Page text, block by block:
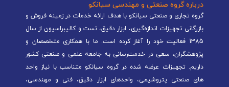
درباره گروه صنعتی و مهندسی سیانکو
گروه تجاری و صنعتی سیانکو با هدف ارائه خدمات در زمینه فروش و
بازرگانی تجهیزات اندازه‌گیری، ابزار دقیق، تست و کالیبراسیون از سال
1385 فعالیت خود را آغاز کرده است. ما با همکاری متخصصان و
پژوهشگران، سعی در خدمت‌رسانی به جامعه علمی و صنعتی کشور
داریم. تجهیزات عرضه شده در گروه سیانکو متناسب با نیاز واحد
های صنعتی پتروشیمی، واحدهای ابزار دقیق، فنی و مهندسی،